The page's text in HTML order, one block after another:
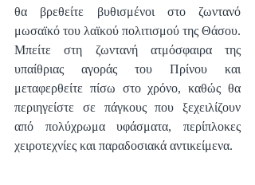
θα βρεθείτε βυθισμένοι στο ζωντανό
μωσαϊκό του λαϊκού πολιτισμού της Θάσου.
Μπείτε στη ζωντανή ατμόσφαιρα της
υπαίθριας αγοράς του Πρίνου και
μεταφερθείτε πίσω στο χρόνο, καθώς θα
περιηγείστε σε πάγκους που ξεχειλίζουν
από πολύχρωμα υφάσματα, περίπλοκες
χειροτεχνίες και παραδοσιακά αντικείμενα.